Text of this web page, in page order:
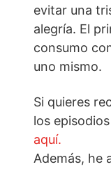
evitar una
alegría. El
consumo
uno mismo.
Si quieres
los
aquí.
Además, he